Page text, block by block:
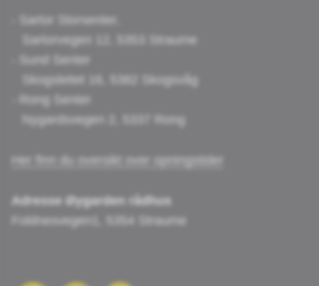
- Sartor Storsenter,
Sartorvegen 12, 5353 Straume
- Sund Senter
Skogsleitet 16, 5382 Skogsvåg
- Rong Senter
Nygardsvegen 2, 5337 Rong
Her finn du oversikt over opningstider
Adresse Øygarden rådhus
Foldnesvegen1, 5354 Straume